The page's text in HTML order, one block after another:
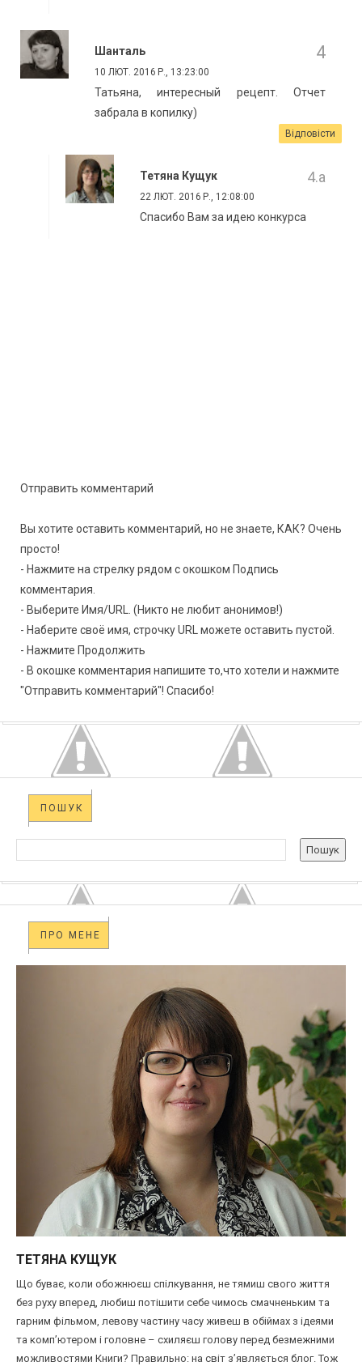
Шанталь
10 ЛЮТ. 2016 Р., 13:23:00
Татьяна, интересный рецепт. Отчет
забрала в копилку)
Відповісти
Тетяна Кущук
22 ЛЮТ. 2016 Р., 12:08:00
Спасибо Вам за идею конкурса
Отправить комментарий
Вы хотите оставить комментарий, но не знаете, КАК? Очень
просто!
- Нажмите на стрелку рядом с окошком Подпись
комментария.
- Выберите Имя/URL. (Никто не любит анонимов!)
- Наберите своё имя, строчку URL можете оставить пустой.
- Нажмите Продолжить
- В окошке комментария напишите то,что хотели и нажмите
"Отправить комментарий"! Спасибо!
ПОШУК
ПРО МЕНЕ
ТЕТЯНА КУЩУК
Що буває, коли обожнюєш спілкування, не тямиш свого життя
без руху вперед, любиш потішити себе чимось смачненьким та
гарним фільмом, левову частину часу живеш в обіймах з ідеями
та комп’ютером і головне – схиляєш голову перед безмежними
можливостями Книги? Правильно: на світ з’являється блог. Тож